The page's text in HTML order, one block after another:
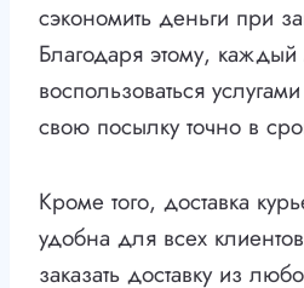
сэкономить деньги при
Благодаря этому,
воспользоваться
свою посылку точно в
Кроме того, доставка
удобна для всех
заказать доставку из